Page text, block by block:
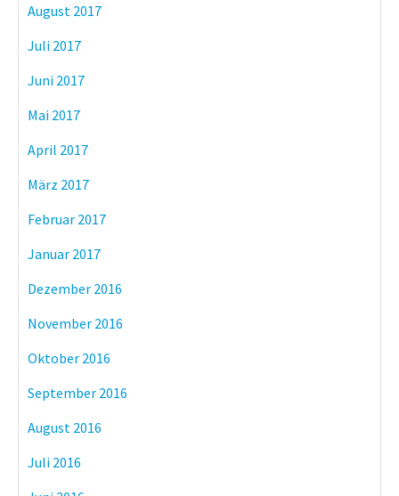
August 2017
Juli 2017
Juni 2017
Mai 2017
April 2017
März 2017
Februar 2017
Januar 2017
Dezember 2016
November 2016
Oktober 2016
September 2016
August 2016
Juli 2016